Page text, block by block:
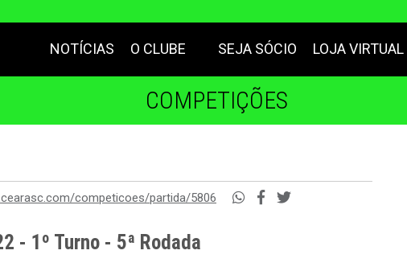
NOTÍCIAS O CLUBE SEJA SÓCIO LOJA VIRTUAL
COMPETIÇÕES
competicoes/partida/5806
- 1º Turno - 5ª Rodada